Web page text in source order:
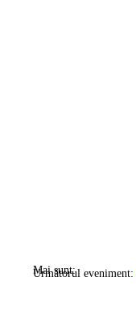
Următorul eveniment:
Mai sunt: